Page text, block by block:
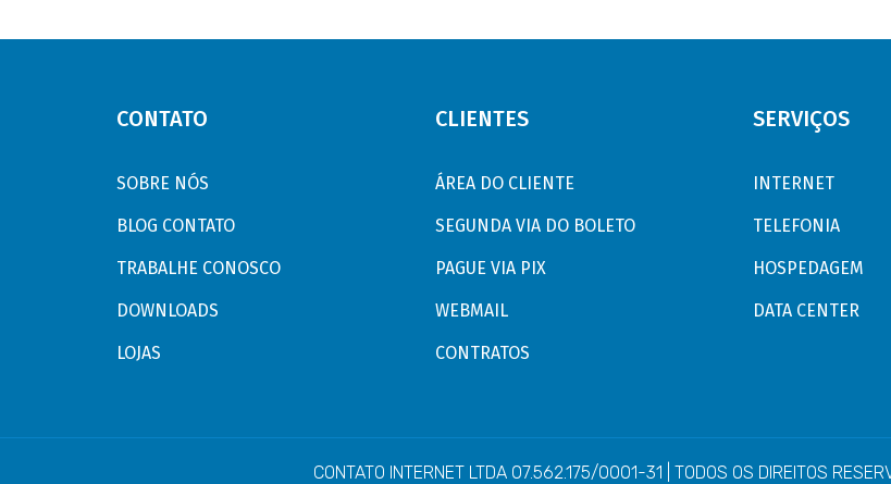
CONTATO
SOBRE NÓS
BLOG CONTATO
TRABALHE CONOSCO
DOWNLOADS
LOJAS
CLIENTES
ÁREA DO CLIENTE
SEGUNDA VIA DO BOLETO
PAGUE VIA PIX
WEBMAIL
CONTRATOS
SERVIÇOS
INTERNET
TELEFONIA
HOSPEDAGEM
DATA CENTER
CONTATO INTERNET LTDA 07.562.175/0001-31 | TODOS OS DIREITOS